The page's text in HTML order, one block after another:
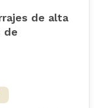
de alta
de